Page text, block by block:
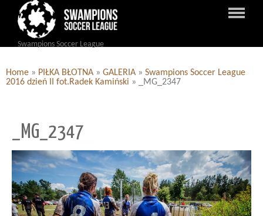
Swampions Soccer League
Home » PIŁKA BŁOTNA » GALERIA » Swampions Soccer League
2016 dzień II fot.Radek Kamiński » _MG_2347
_MG_2347